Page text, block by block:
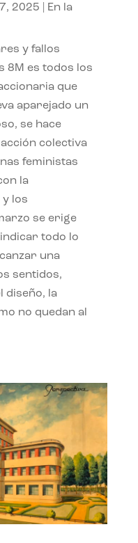
2025
En la
y fallos
8M es todos los
que
aparejado un
se hace
colectiva
feministas
la
y los
se erige
todo lo
una
sentidos,
diseño, la
no quedan al